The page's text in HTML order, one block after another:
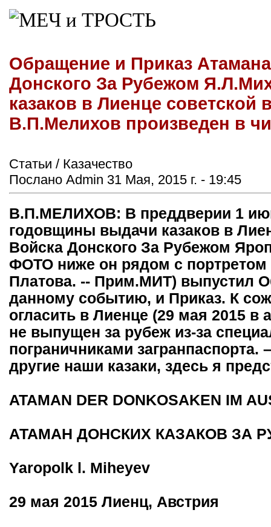
Обращение и Приказ
Донского За Рубежом
казаков в Лиенце
В.П.Мелихов произведен в
Статьи / Казачество
Послано Admin 31 Мая, 2015 г. - 19:45
В.П.МЕЛИХОВ: В преддверии 1
годовщины выдачи казаков в
Войска Донского За Рубежом
ФОТО ниже он рядом с портретом
Платова. -- Прим.МИТ) выпустил
данному событию, и Приказ. К
огласить в Лиенце (29 мая 2015
не выпущен за рубеж из-за
пограничниками
другие наши казаки, здесь я
ATAMAN DER DONKOSAKEN IM
АТАМАН ДОНСКИХ КАЗАКОВ ЗА
Yaropolk l. Miheyev
29 мая 2015 Лиенц, Австрия